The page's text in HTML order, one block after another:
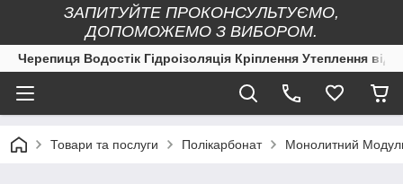
ЗАПИТУЙТЕ ПРОКОНСУЛЬТУЄМО,
ДОПОМОЖЕМО З ВИБОРОМ.
Черепиця Водостік Гідроізоляція Кріплення Утеплення
Товари та послуги Полікарбонат Монолитний